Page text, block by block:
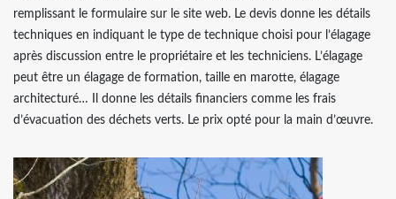
remplissant le formulaire sur le site web. Le devis donne les détails
techniques en indiquant le type de technique choisi pour l’élagage
après discussion entre le propriétaire et les techniciens. L’élagage
peut être un élagage de formation, taille en marotte, élagage
architecturé… Il donne les détails financiers comme les frais
d’évacuation des déchets verts. Le prix opté pour la main d’œuvre.